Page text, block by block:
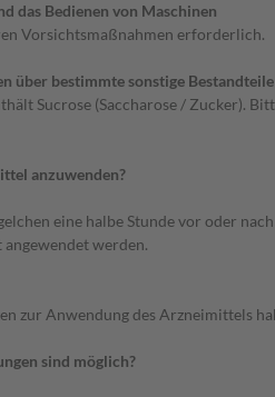
das Bedienen von Maschinen
Vorsichtsmaßnahmen erforderlich.
über bestimmte sonstige
Sucrose (Saccharose / Zucker).
anzuwenden?
eine halbe Stunde vor oder
werden.
zur Anwendung des Arzneimittels
sind möglich?